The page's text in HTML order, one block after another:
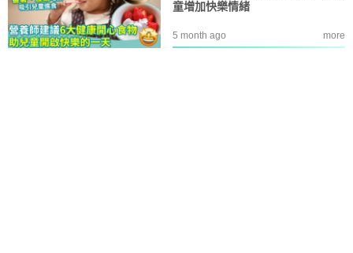
童增加快樂情緒
5 month ago more